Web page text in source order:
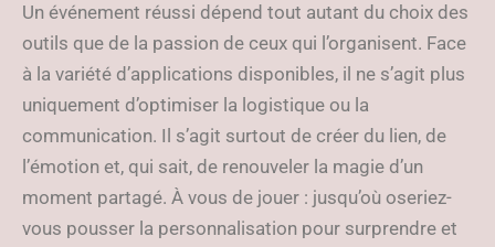
Un événement réussi dépend tout autant du choix des
outils que de la passion de ceux qui l’organisent. Face
à la variété d’applications disponibles, il ne s’agit plus
uniquement d’optimiser la logistique ou la
communication. Il s’agit surtout de créer du lien, de
l’émotion et, qui sait, de renouveler la magie d’un
moment partagé. À vous de jouer : jusqu’où oseriez-
vous pousser la personnalisation pour surprendre et